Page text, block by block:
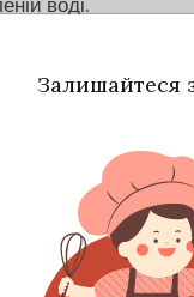
воді.
на середній
Залишайтеся